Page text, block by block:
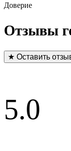
Доверие
Отзывы
★ Оставить
5.0